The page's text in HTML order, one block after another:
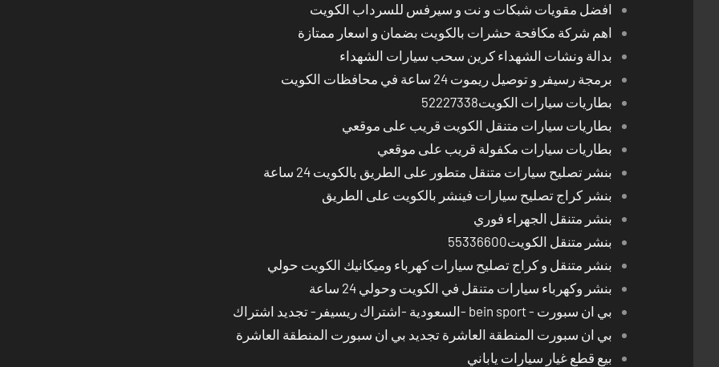
افضل مقويات شبكات و نت و سيرفس للسرداب الكويت
اهم شركة مكافحة حشرات بالكويت بضمان و اسعار ممتازة
بدالة ونشات الشهداء كرين سحب سيارات الشهداء
برمجة رسيفر و توصيل ريموت 24 ساعة في محافظات الكويت
بطاريات سيارات الكويت52227338
بطاريات سيارات متنقل الكويت قريب على موقعي
بطاريات سيارات مكفولة قريب على موقعي
بنشر تصليح سيارات متنقل متطور على الطريق بالكويت 24 ساعة
بنشر كراج تصليح سيارات فينشر بالكويت على الطريق
بنشر متنقل الجهراء فوري
بنشر متنقل الكويت55336600
بنشر متنقل و كراج تصليح سيارات كهرباء وميكانيك الكويت حولي
بنشر وكهرباء سيارات متنقل في الكويت وحولي 24 ساعة
بي ان سبورت - bein sport -السعودية -اشتراك ريسيفر- تجديد اشتراك
بي ان سبورت المنطقة العاشرة تجديد بي ان سبورت المنطقة العاشرة
بيع قطع غيار سيارات ياباني